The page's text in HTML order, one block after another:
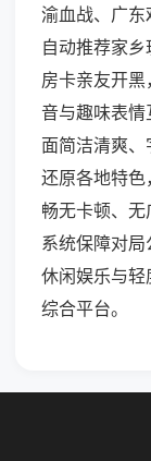
渝血战、广
自动推荐家
房卡亲友开
音与趣味表
面简洁清爽
还原各地特
畅无卡顿、
系统保障对
休闲娱乐与
综合平台。